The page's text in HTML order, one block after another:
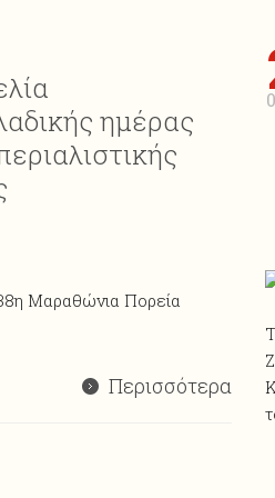
ημέρας
Μαραθώνια Πορεία
Περισσότερα